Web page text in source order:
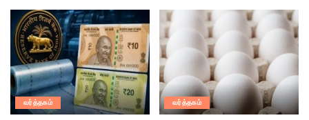
வர்த்தகம் வர்த்தகம்